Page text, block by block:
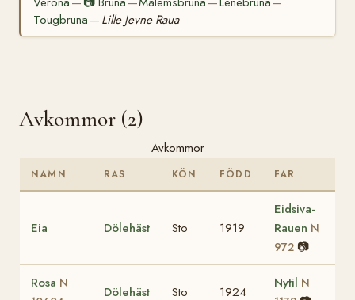
Tougbruna — Lille Jevne Raua
Avkommor (2)
Avkommor
NAMN RAS KÖN FÖDD FAR
Eia Dölehäst Sto 1919
Eidsiva-
Rauen N
972 📷
Rosa N
Dölehäst Sto 1924
Nytil N